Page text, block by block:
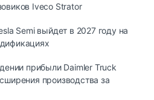
Iveco Strator
Semi выйдет в 2027 году на
прибыли Daimler Truck
производства за